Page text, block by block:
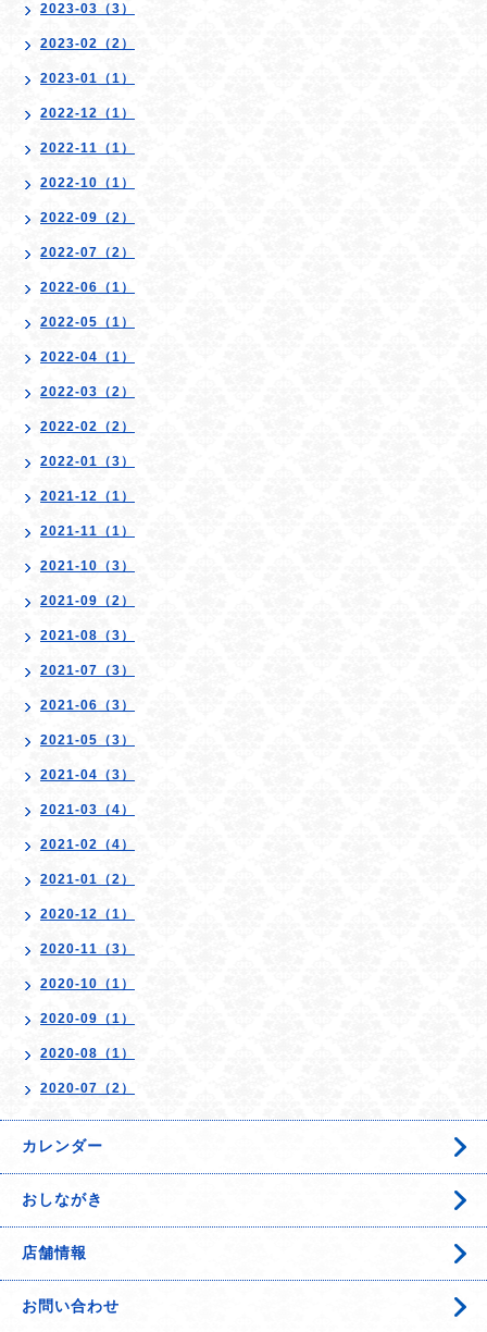
2023-03（3）
2023-02（2）
2023-01（1）
2022-12（1）
2022-11（1）
2022-10（1）
2022-09（2）
2022-07（2）
2022-06（1）
2022-05（1）
2022-04（1）
2022-03（2）
2022-02（2）
2022-01（3）
2021-12（1）
2021-11（1）
2021-10（3）
2021-09（2）
2021-08（3）
2021-07（3）
2021-06（3）
2021-05（3）
2021-04（3）
2021-03（4）
2021-02（4）
2021-01（2）
2020-12（1）
2020-11（3）
2020-10（1）
2020-09（1）
2020-08（1）
2020-07（2）
カレンダー
おしながき
店舗情報
お問い合わせ